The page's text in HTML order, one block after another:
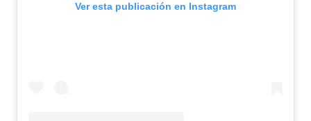
Ver esta publicación en Instagram